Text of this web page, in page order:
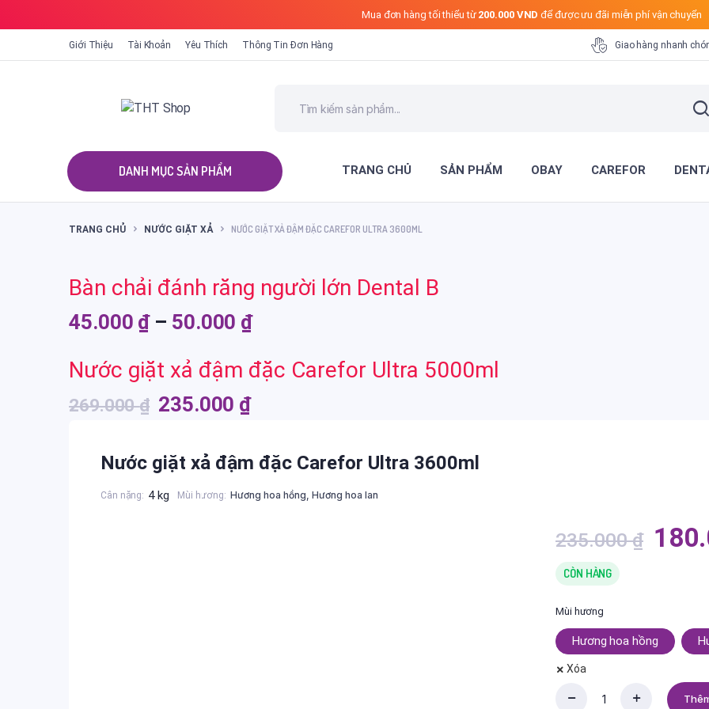
Mua đơn hàng tối thiểu từ 200.000 VNDđể được ưu đãi miễn phí vận chuyển
Giới Thiệu Tài Khoản Yêu Thích Thông Tin Đơn Hàng Giao hàng nhanh
ALL CATEGORIES TRANG CHỦ SẢN PHẨM OBAY CAREFOR
TRANG CHỦ NƯỚC GIẶT XẢ NƯỚC GIẶT XẢ ĐẬM ĐẶC CAREFOR ULTRA 3600ML
Bàn chải đánh răng người lớn Dental B
45.000 ₫ – 50.000 ₫Khoảng
từ
50.000 ₫
Nước giặt xả đậm đặc Carefor Ultra 5000ml
269.000₫ Giá
là:
269.000 ₫.
235.000 ₫Giá
tại
là:
Nước giặt xả đậm đặc Carefor Ultra 3600ml
Cân nặng 4 kg Mùi hương Hương hoa hồng, Hương hoa lan
235.000₫ Giá
gốc
CÒN HÀNG
Mùi hương
Hương hoa hồng
Xóa